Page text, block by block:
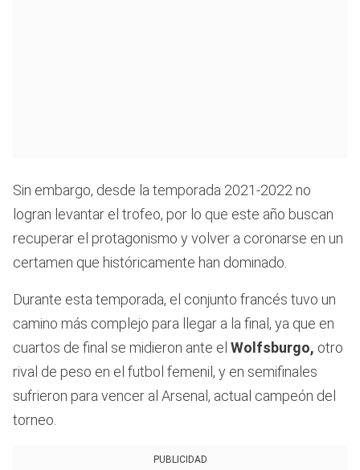
Sin embargo, desde la temporada 2021-2022 no
logran levantar el trofeo, por lo que este año buscan
recuperar el protagonismo y volver a coronarse en un
certamen que históricamente han dominado.
Durante esta temporada, el conjunto francés tuvo un
camino más complejo para llegar a la final, ya que en
cuartos de final se midieron ante el Wolfsburgo, otro
rival de peso en el futbol femenil, y en semifinales
sufrieron para vencer al Arsenal, actual campeón del
torneo.
PUBLICIDAD